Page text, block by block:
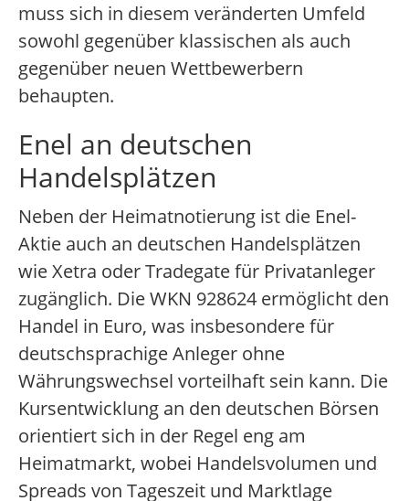
muss sich in diesem veränderten Umfeld
sowohl gegenüber klassischen als auch
gegenüber neuen Wettbewerbern
behaupten.
Enel an deutschen
Handelsplätzen
Neben der Heimatnotierung ist die Enel-
Aktie auch an deutschen Handelsplätzen
wie Xetra oder Tradegate für Privatanleger
zugänglich. Die WKN 928624 ermöglicht den
Handel in Euro, was insbesondere für
deutschsprachige Anleger ohne
Währungswechsel vorteilhaft sein kann. Die
Kursentwicklung an den deutschen Börsen
orientiert sich in der Regel eng am
Heimatmarkt, wobei Handelsvolumen und
Spreads von Tageszeit und Marktlage